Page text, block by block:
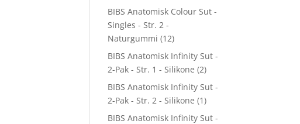
BIBS Anatomisk Colour Sut -
Singles - Str. 2 -
Naturgummi (12)
BIBS Anatomisk Infinity Sut -
2-Pak - Str. 1 - Silikone (2)
BIBS Anatomisk Infinity Sut -
2-Pak - Str. 2 - Silikone (1)
BIBS Anatomisk Infinity Sut -